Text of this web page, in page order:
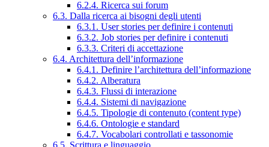
6.2.4. Ricerca sui forum
6.3. Dalla ricerca ai bisogni degli utenti
6.3.1. User stories per definire i contenuti
6.3.2. Job stories per definire i contenuti
6.3.3. Criteri di accettazione
6.4. Architettura dell’informazione
6.4.1. Definire l’architettura dell’informazione
6.4.2. Alberatura
6.4.3. Flussi di interazione
6.4.4. Sistemi di navigazione
6.4.5. Tipologie di contenuto (content type)
6.4.6. Ontologie e standard
6.4.7. Vocabolari controllati e tassonomie
6.5. Scrittura e linguaggio